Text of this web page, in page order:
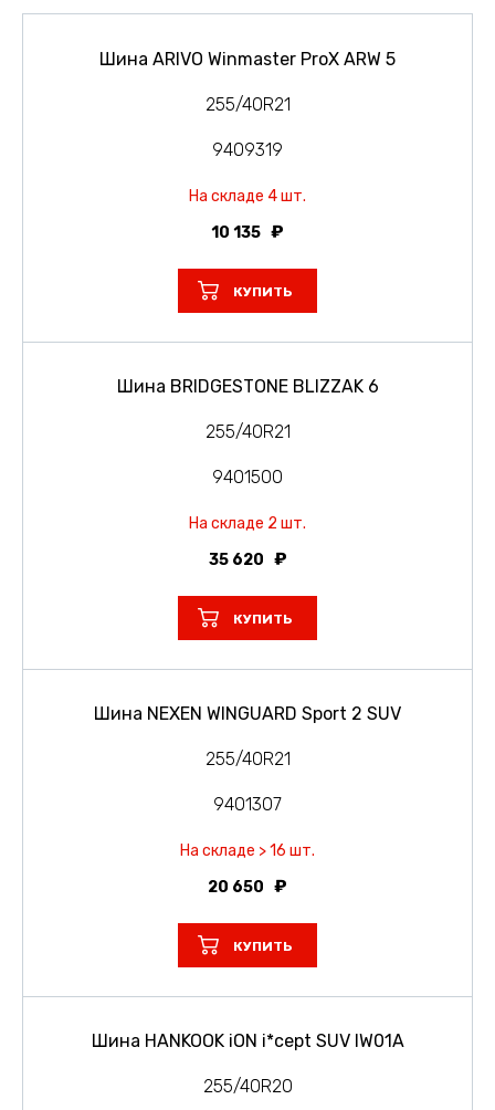
Шина ARIVO Winmaster ProX ARW 5
255/40R21
9409319
На складе 4 шт.
10 135
КУПИТЬ
Шина BRIDGESTONE BLIZZAK 6
255/40R21
9401500
На складе 2 шт.
35 620
КУПИТЬ
Шина NEXEN WINGUARD Sport 2 SUV
255/40R21
9401307
На складе > 16 шт.
20 650
КУПИТЬ
Шина HANKOOK iON i*cept SUV IW01A
255/40R20